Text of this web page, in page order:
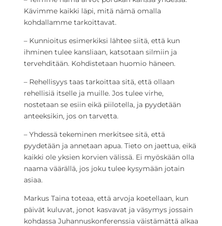
Kävimme kaikki läpi, mitä nämä omalla
kohdallamme tarkoittavat.
– Kunnioitus esimerkiksi lähtee siitä, että kun
ihminen tulee kansliaan, katsotaan silmiin ja
tervehditään. Kohdistetaan huomio häneen.
– Rehellisyys taas tarkoittaa sitä, että ollaan
rehellisiä itselle ja muille. Jos tulee virhe,
nostetaan se esiin eikä piilotella, ja pyydetään
anteeksikin, jos on tarvetta.
– Yhdessä tekeminen merkitsee sitä, että
pyydetään ja annetaan apua. Tieto on jaettua, eikä
kaikki ole yksien korvien välissä. Ei myöskään olla
naama väärällä, jos joku tulee kysymään jotain
asiaa.
Markus Taina toteaa, että arvoja koetellaan, kun
päivät kuluvat, jonot kasvavat ja väsymys jossain
kohdassa Juhannuskonferenssia väistämättä alkaa